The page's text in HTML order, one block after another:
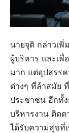
นายจุติ กล่าวเพิ่
ผู้บริหาร และเพื่
มาก แต่อุปสรรค
ต่างๆ ที่ล้าสมัย
ประชาชน อีกทั้ง
บริหารงาน ติด
ได้รับความสุขที่